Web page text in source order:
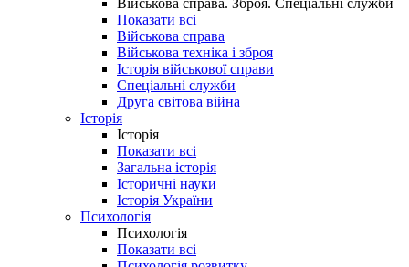
Військова справа. Зброя. Спеціальні служби
Показати всі
Військова справа
Військова техніка і зброя
Історія військової справи
Спеціальні служби
Друга світова війна
Історія
Історія
Показати всі
Загальна історія
Історичні науки
Історія України
Психологія
Психологія
Показати всі